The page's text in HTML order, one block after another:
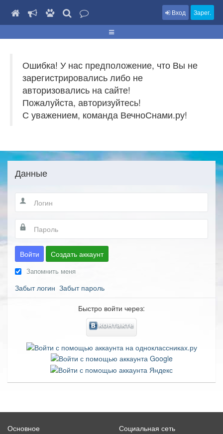
Вход Зарег.
Ошибка! У нас предположение, что Вы не
зарегистрировались либо не
авторизовались на сайте!
Пожалуйста, авторизуйтесь!
С уважением, команда ВечноСнами.ру!
Данные
Войти Создать аккаунт
Запомнить меня
Забыт логин Забыт пароль
Быстро войти через:
Основное
Социальная сеть